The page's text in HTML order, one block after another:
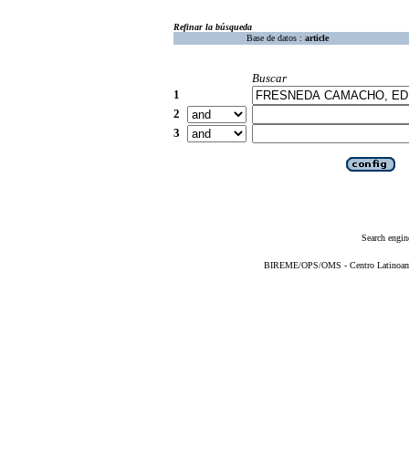
Refinar la búsqueda
Base de datos : article
Buscar
1
2
3
Search
BIREME/OPS/OMS - Centro